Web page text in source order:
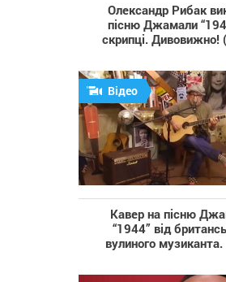
Олександр Рибак
пісню Джамали
скрипці. Дивовижно!
Відео
Кавер на пісню
“1944” від
вулиного музиканта.